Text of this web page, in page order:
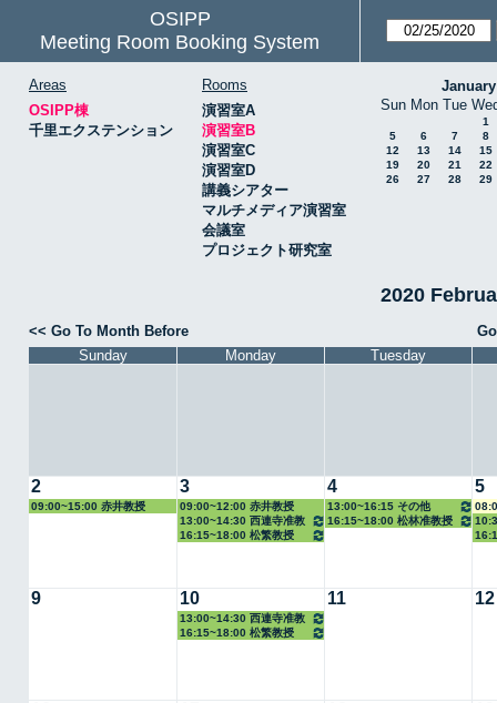
OSIPP
Meeting Room Booking System
Areas
OSIPP棟
千里エクステンション
Rooms
演習室A
演習室B
演習室C
演習室D
講義シアター
マルチメディア演習室
会議室
プロジェクト研究室
Sun Mon Tue
1
5
6 7
8
12
13 14
15
19
20 21
22
26
27 28 29
2020
<< Go To Month Before
Sunday
Monday Tuesday
2
09:00~15:00 赤井教授
3
09:00~12:00 赤井教授
13:00~14:30 西連寺准教
授
16:15~18:00 松繁教授
4
13:00~16:15 その他
16:15~18:00 松林准教授
5
9 10
13:00~14:30 西連寺准教
授
16:15~18:00 松繁教授
11 12